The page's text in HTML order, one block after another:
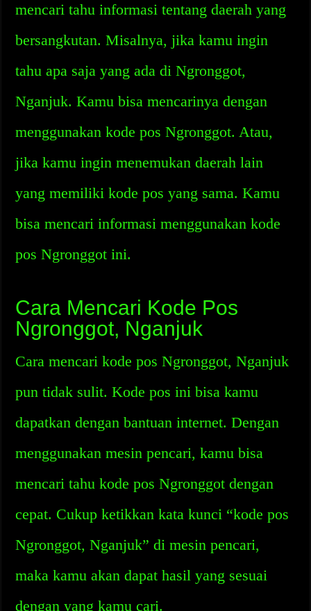
mencari tahu informasi tentang daerah yang
bersangkutan. Misalnya, jika kamu ingin
tahu apa saja yang ada di Ngronggot,
Nganjuk. Kamu bisa mencarinya dengan
menggunakan kode pos Ngronggot. Atau,
jika kamu ingin menemukan daerah lain
yang memiliki kode pos yang sama. Kamu
bisa mencari informasi menggunakan kode
pos Ngronggot ini.
Cara Mencari Kode Pos
Ngronggot, Nganjuk
Cara mencari kode pos Ngronggot, Nganjuk
pun tidak sulit. Kode pos ini bisa kamu
dapatkan dengan bantuan internet. Dengan
menggunakan mesin pencari, kamu bisa
mencari tahu kode pos Ngronggot dengan
cepat. Cukup ketikkan kata kunci “kode pos
Ngronggot, Nganjuk” di mesin pencari,
maka kamu akan dapat hasil yang sesuai
dengan yang kamu cari.